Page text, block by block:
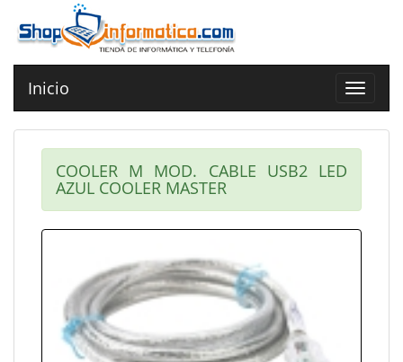
Toggle
Inicio
COOLER M MOD. CABLE USB2 LED
AZUL COOLER MASTER